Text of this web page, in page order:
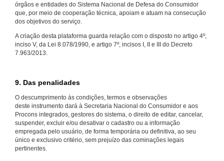
órgãos e entidades do Sistema Nacional de Defesa do Consumidor
que, por meio de cooperação técnica, apoiam e atuam na consecução
dos objetivos do serviço.
A criação desta plataforma guarda relação com o disposto no artigo 4º,
inciso V, da Lei 8.078/1990, e artigo 7º, incisos I, II e III do Decreto
7.963/2013.
9. Das penalidades
O descumprimento às condições, termos e observações
deste instrumento dará à Secretaria Nacional do Consumidor e aos
Procons integrados, gestores do sistema, o direito de editar, cancelar,
suspender, excluir e/ou desativar o cadastro ou a informação
empregada pelo usuário, de forma temporária ou definitiva, ao seu
único e exclusivo critério, sem prejuízo das cominações legais
pertinentes.